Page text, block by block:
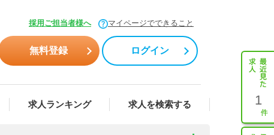
採用ご担当者様へ マイページでできること
無料登録 ログイン
求人ランキング 求人を検索する 1